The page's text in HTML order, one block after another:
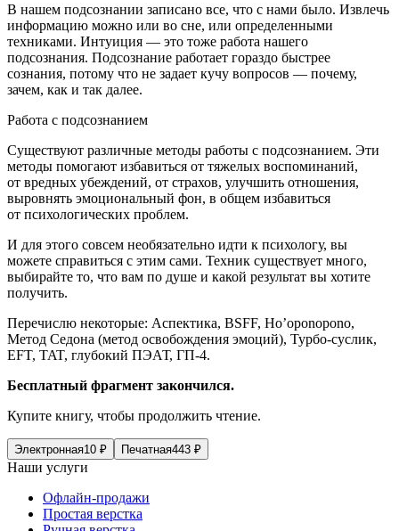
В нашем подсознании записано все, что с нами было. Извлечь
информацию можно или во сне, или определенными
техниками. Интуиция — это тоже работа нашего
подсознания. Подсознание работает гораздо быстрее
сознания, потому что не задает кучу вопросов — почему,
зачем, как и так далее.
Работа с подсознанием
Существуют различные методы работы с подсознанием. Эти
методы помогают избавиться от тяжелых воспоминаний,
от вредных убеждений, от страхов, улучшить отношения,
выровнять эмоциональный фон, в общем избавиться
от психологических проблем.
И для этого совсем необязательно идти к психологу, вы
можете справиться с этим сами. Техник существует много,
выбирайте то, что вам по душе и какой результат вы хотите
получить.
Перечислю некоторые: Аспектика, BSFF, Ho’oponopono,
Метод Седона (метод освобождения эмоций), Турбо-суслик,
EFT, TAT, глубокий ПЭАТ, ГП-4.
Бесплатный фрагмент закончился.
Купите книгу, чтобы продолжить чтение.
Электронная10 ₽ Печатная443 ₽
Наши услуги
Офлайн-продажи
Простая верстка